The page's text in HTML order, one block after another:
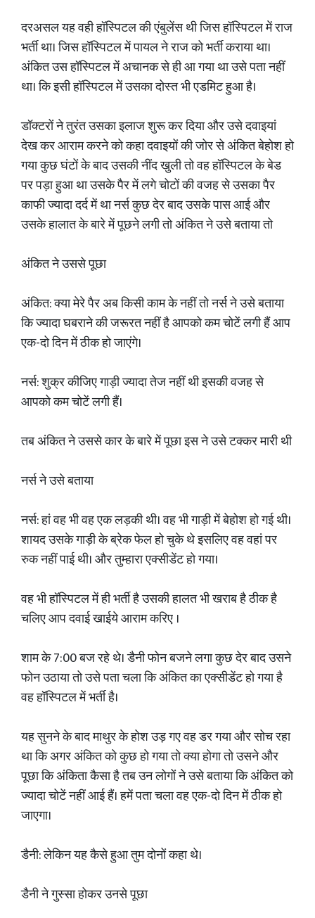
दरअसल यह वही हॉस्पिटल की एंबुलेंस थी जिस हॉस्पिटल में राज
भर्ती था। जिस हॉस्पिटल में पायल ने राज को भर्ती कराया था।
अंकित उस हॉस्पिटल में अचानक से ही आ गया था उसे पता नहीं
था। कि इसी हॉस्पिटल में उसका दोस्त भी एडमिट हुआ है।
डॉक्टरों ने तुरंत उसका इलाज शुरू कर दिया और उसे दवाइयां
देख कर आराम करने को कहा दवाइयों की जोर से अंकित बेहोश हो
गया कुछ घंटों के बाद उसकी नींद खुली तो वह हॉस्पिटल के बेड
पर पड़ा हुआ था उसके पैर में लगे चोटों की वजह से उसका पैर
काफी ज्यादा दर्द में था नर्स कुछ देर बाद उसके पास आई और
उसके हालात के बारे में पूछने लगी तो अंकित ने उसे बताया तो
अंकित ने उससे पूछा
अंकित: क्या मेरे पैर अब किसी काम के नहीं तो नर्स ने उसे बताया
कि ज्यादा घबराने की जरूरत नहीं है आपको कम चोटें लगी हैं आप
एक-दो दिन में ठीक हो जाएंगे।
नर्स: शुक्र कीजिए गाड़ी ज्यादा तेज नहीं थी इसकी वजह से
आपको कम चोटें लगी हैं।
तब अंकित ने उससे कार के बारे में पूछा इस ने उसे टक्कर मारी थी
नर्स ने उसे बताया
नर्स: हां वह भी वह एक लड़की थी। वह भी गाड़ी में बेहोश हो गई थी।
शायद उसके गाड़ी के ब्रेक फेल हो चुके थे इसलिए वह वहां पर
रुक नहीं पाई थी। और तुम्हारा एक्सीडेंट हो गया।
वह भी हॉस्पिटल में ही भर्ती है उसकी हालत भी खराब है ठीक है
चलिए आप दवाई खाईये आराम करिए ।
शाम के 7:00 बज रहे थे। डैनी फोन बजने लगा कुछ देर बाद उसने
फोन उठाया तो उसे पता चला कि अंकित का एक्सीडेंट हो गया है
वह हॉस्पिटल में भर्ती है।
यह सुनने के बाद माथुर के होश उड़ गए वह डर गया और सोच रहा
था कि अगर अंकित को कुछ हो गया तो क्या होगा तो उसने और
पूछा कि अंकिता कैसा है तब उन लोगों ने उसे बताया कि अंकित को
ज्यादा चोटें नहीं आई हैं। हमें पता चला वह एक-दो दिन में ठीक हो
जाएगा।
डैनी: लेकिन यह कैसे हुआ तुम दोनों कहा थे।
डैनी ने गुस्सा होकर उनसे पूछा